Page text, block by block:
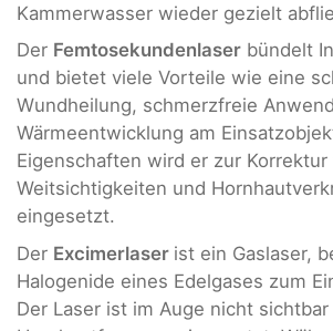
Kammerwasser wieder gezielt
Der Femtosekundenlaser bündelt
und bietet viele Vorteile wie eine
Wundheilung, schmerzfreie
Wärmeentwicklung am
Eigenschaften wird er zur
Weitsichtigkeiten und
eingesetzt.
Der Excimerlaser ist ein Gaslaser,
Halogenide eines Edelgases zum
Der Laser ist im Auge nicht